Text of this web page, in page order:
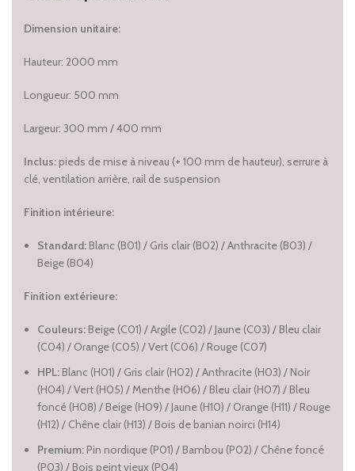
Dimension unitaire:
Hauteur: 2000 mm
Longueur: 500 mm
Largeur: 300 mm / 400 mm
Inclus:pieds de mise à niveau (+ 100 mm de hauteur), serrure à
clé, ventilation arrière, rail de suspension
Finition intérieure:
Standard:Blanc (B01) / Gris clair (B02) / Anthracite (B03) /
Beige (B04)
Finition extérieure:
Couleurs:Beige (C01) / Argile (C02) / Jaune (C03) / Bleu clair
(C04) / Orange (C05) / Vert (C06) / Rouge (C07)
HPL:Blanc (H01) / Gris clair (H02) / Anthracite (H03) / Noir
(H04) / Vert (H05) / Menthe (H06) / Bleu clair (H07) / Bleu
foncé (H08) / Beige (H09) / Jaune (H10) / Orange (H11) / Rouge
(H12) / Chêne clair (H13) / Bois de banian noirci (H14)
Premium:Pin nordique (P01) / Bambou (P02) / Chêne foncé
(P03) / Bois peint vieux (P04)